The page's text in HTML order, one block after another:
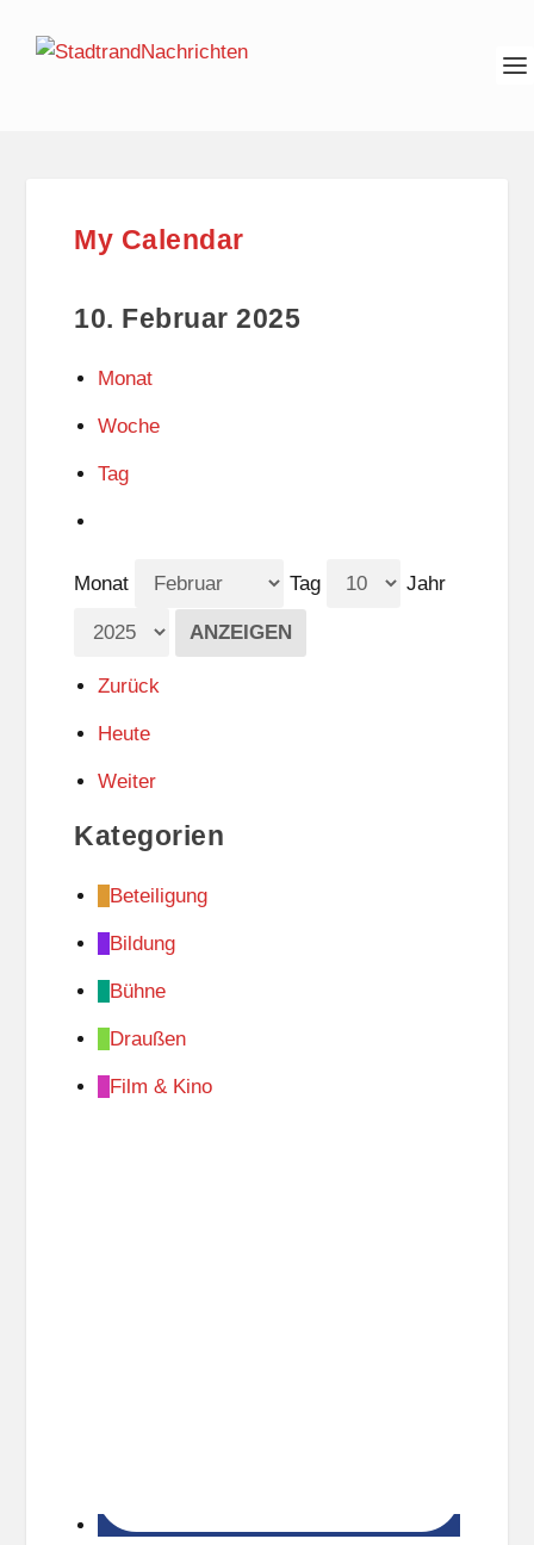
My Calendar
10. Februar 2025
Monat
Woche
Tag
Monat Tag Jahr
Zurück
Heute
Weiter
Kategorien
Beteiligung
Bildung
Bühne
Draußen
Film & Kino